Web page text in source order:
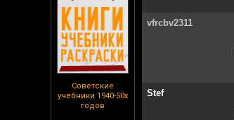
Советские
учебники 1940-50х
годов
vfrcbv2311
Stef